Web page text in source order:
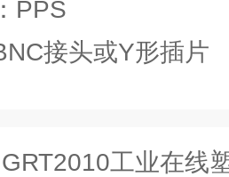
PPS
接头或Y形插片
GRT2010工业在线塑壳PH